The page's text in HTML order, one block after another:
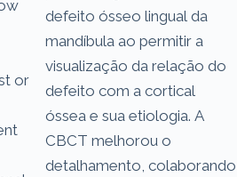
or
defeito ósseo lingual da
mandíbula ao permitir a
visualização da relação do
defeito com a cortical
óssea e sua etiologia. A
CBCT melhorou o
detalhamento, colaborando